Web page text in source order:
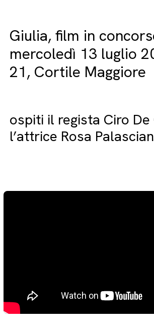
Giulia, film in
mercoledì 13 luglio
21, Cortile Maggiore
ospiti il regista Ciro De
l’attrice Rosa